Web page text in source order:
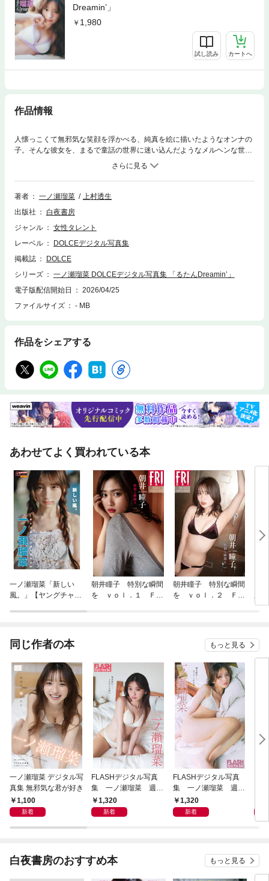
Dreamin’」
1,980
試し読み カートへ
作品情報
人懐っこくて無邪気な笑顔を浮かべる、純真を絵に描いたようなオンナの
子。そんな彼女を、まるで童話の世界に迷い込んだようなメルヘンな世界
観で撮影しました。ガーリーなランジェリーに、スタイル際立つワンピー
ス水着、そしてクマと戯れる水着カットを掲載。100ページ超えの大ボリ
ュームで フェチ度MAXの“るたん”のを詰め込みました。※撮影時、成年年
齢確認済。
著者 一ノ瀬瑠菜
上村透生
出版社
白夜書房
ジャンル
女性タレント
レーベル
DOLCEデジタル写真集
掲載誌
DOLCE
シリーズ
一ノ瀬瑠菜 DOLCEデジタル写真集 「るたんDreamin’」
電子版配信開始日
2026/04/25
ファイルサイズ
- MB
作品をシェアする
あわせてよく買われている本
一ノ瀬瑠菜「新しい
風。」【ヤングチャン
朝井瞳子 特別な瞬間
を ｖｏｌ．１ ＦＲ
朝井瞳子 特別な瞬間
を ｖｏｌ．２ ＦＲ
ー
同じ作者の本 もっと見る
一ノ瀬瑠菜 デジタル写
真集 無邪気な君が好き
1,100
新着
FLASHデジタル写真
集 一ノ瀬瑠菜 週末
旅行――2人だけの朝
に。
1,320
新着
FLASHデジタル写真
集 一ノ瀬瑠菜 週末
旅行――ずっと、この
まま。
1,320
新着
白夜書房のおすすめ本 もっと見る